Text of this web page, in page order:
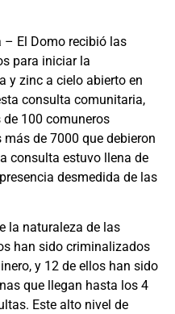
– El Domo recibió las
para iniciar la
y zinc a cielo abierto en
consulta comunitaria,
100 comuneros
de 7000 que debieron
consulta estuvo llena de
desmedida de las
la naturaleza de las
han sido criminalizados
y 12 de ellos han sido
que llegan hasta los 4
Este alto nivel de